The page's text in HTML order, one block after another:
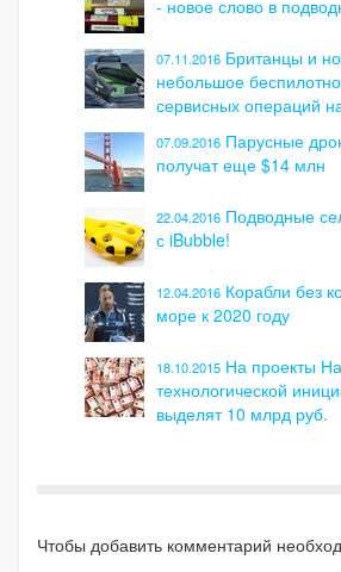
- новое слово в
07.11.2016 Британцы и
небольшое
сервисных операций
07.09.2016 Парусные
получат еще $14 млн
22.04.2016 Подводные
с iBubble!
12.04.2016 Корабли без
море к 2020 году
18.10.2015 На проекты
технологической
выделят 10 млрд руб.
Чтобы добавить комментарий